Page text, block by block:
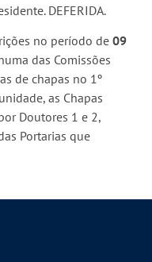
DEFERIDA.
no período de 09
das Comissões
de chapas no 1º
as Chapas
Doutores 1 e 2,
Portarias que